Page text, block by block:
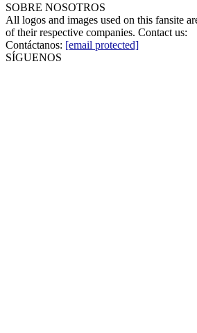
SOBRE NOSOTROS
All logos and images used on this fansite
of their respective companies. Contact us:
Contáctanos: [email protected]
SÍGUENOS